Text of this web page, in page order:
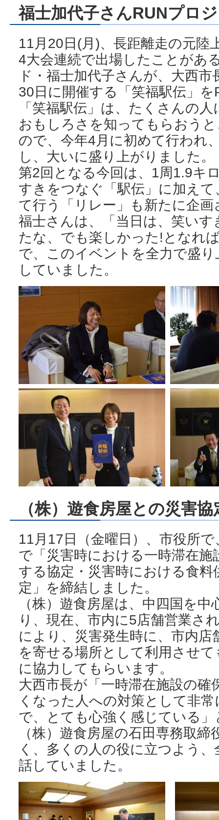
福士加代子さんRUNプロ
11月20日(月)、長距離走の元陸
4大会連続で出場したことがあ
ド・福士加代子さんが、大西
30日に開催する「笑福駅伝」
「笑福駅伝」は、たくさんの
おもしろさを知ってもらおう
ので、今年4月に初めて行われ
し、大いに盛り上がりました。
第2回となる今回は、1周1.9キ
すきをつなぐ「駅伝」に加え
て行う「リレー」も新たに企
福士さんは、「当日は、笑い
たな、でも楽しかった!となれ
で、このイベントを全力で盛
していました。
（株）遊食房屋との災害
11月17日（金曜日）、市役所
で「災害時における一時滞在
する協定・災害時における食
定」を締結しました。
（株）遊食房屋は、中四国を
り、現在、市内に5店舗営業さ
により、災害発生時に、市内
を寄せる場所として利用させ
に協力してもらいます。
大西市長が「一時滞在施設の
くなった人への対策として非
で、とても心強く感じている」
（株）遊食房屋の石田専務取
く、多くの人の役に立つよう
話していました。